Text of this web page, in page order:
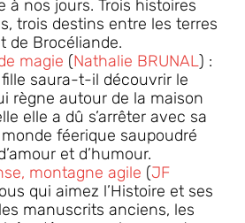
à nos jours. Trois histoires
trois destins entre les terres
de Brocéliande.
magie (Nathalie BRUNAL) :
saura-t-il découvrir le
règne autour de la maison
elle a dû s’arrêter avec sa
féerique saupoudré
et d’humour.
montagne agile (JF
qui aimez l’Histoire et ses
manuscrits anciens, les